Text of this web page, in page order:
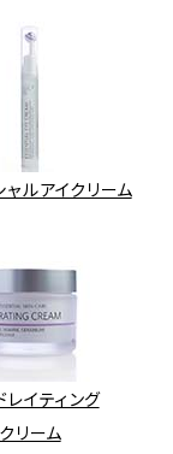
ル アイクリーム
レイティング
クリーム